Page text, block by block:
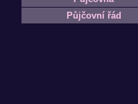
Půjčovní řád